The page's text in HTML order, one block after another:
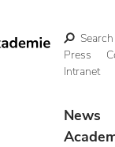
Search
Press
Intranet
News